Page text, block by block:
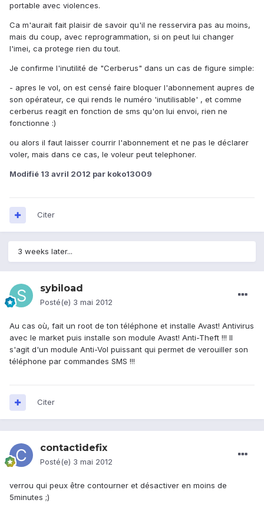
portable avec violences.
Ca m'aurait fait plaisir de savoir qu'il ne resservira pas au moins,
mais du coup, avec reprogrammation, si on peut lui changer
l'imei, ca protege rien du tout.
Je confirme l'inutilité de "Cerberus" dans un cas de figure simple:
- apres le vol, on est censé faire bloquer l'abonnement aupres de
son opérateur, ce qui rends le numéro 'inutilisable' , et comme
cerberus reagit en fonction de sms qu'on lui envoi, rien ne
fonctionne :)
ou alors il faut laisser courrir l'abonnement et ne pas le déclarer
voler, mais dans ce cas, le voleur peut telephoner.
Modifié 13 avril 2012 par koko13009
Citer
3 weeks later...
sybiload
Posté(e) 3 mai 2012
Au cas où, fait un root de ton téléphone et installe Avast! Antivirus
avec le market puis installe son module Avast! Anti-Theft !!! Il
s'agit d'un module Anti-Vol puissant qui permet de verouiller son
téléphone par commandes SMS !!!
Citer
contactidefix
Posté(e) 3 mai 2012
verrou qui peux être contourner et désactiver en moins de
5minutes ;)